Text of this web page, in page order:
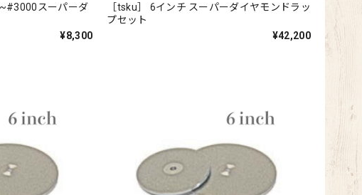
スーパーダ
¥8,300
［tsku］ 6インチ スーパーダイヤモンドラッ
プセット
¥42,200